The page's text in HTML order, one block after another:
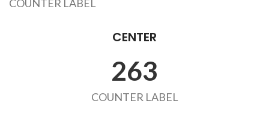
COUNTER LABEL
CENTER
263
COUNTER LABEL